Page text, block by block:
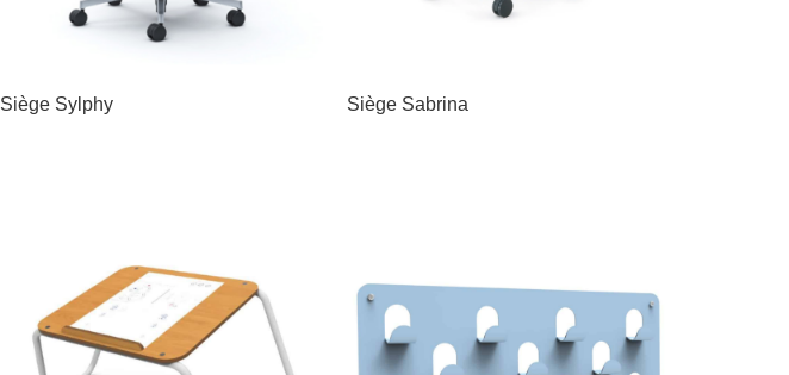
Siège Sylphy Siège Sabrina